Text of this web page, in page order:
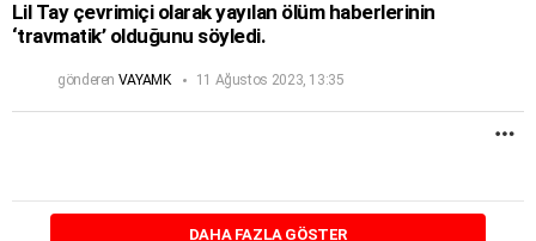
Lil Tay çevrimiçi olarak yayılan ölüm haberlerinin
‘travmatik’ olduğunu söyledi.
gönderen VAYAMK 11 Ağustos 2023, 13:35
DAHA FAZLA GÖSTER